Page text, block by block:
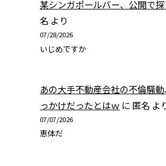
某シンガポールバー、公開で
名 より
07/28/2026
いじめですか
あの大手不動産会社の不倫騒
っかけだったとはｗ に 匿名 よ
07/07/2026
恵体だ